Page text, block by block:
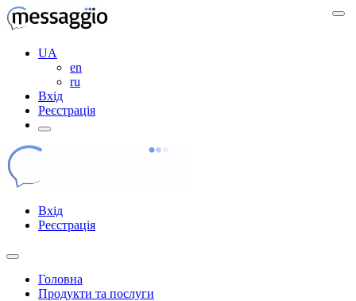
UA
en
ru
Вхід
Реєстрація
Вхід
Реєстрація
Головна
Продукти та послуги